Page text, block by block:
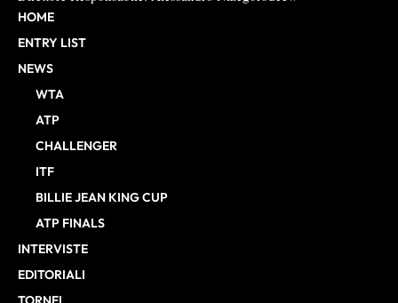
HOME
ENTRY LIST
NEWS
WTA
ATP
CHALLENGER
ITF
BILLIE JEAN KING CUP
ATP FINALS
INTERVISTE
EDITORIALI